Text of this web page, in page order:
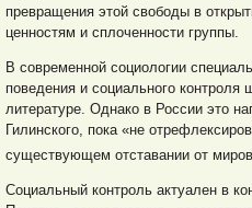
превращения этой свободы в
ценностям и сплоченности группы.
В современной социологии
поведения и социального контроля
литературе. Однако в России это
Гилинского, пока «не
существующем отставании от
Социальный контроль актуален в